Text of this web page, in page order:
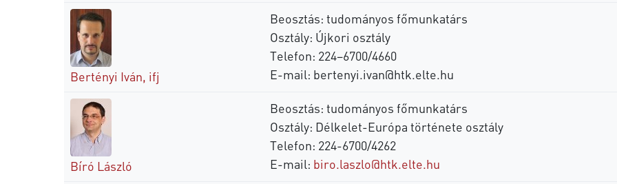
Bertényi Iván, ifj
Beosztás: tudományos főmunkatárs
Osztály: Újkori osztály
Telefon: 224–6700/4660
E-mail: bertenyi.ivan@htk.elte.hu
Bíró László
Beosztás: tudományos főmunkatárs
Osztály: Délkelet-Európa története osztály
Telefon: 224-6700/4262
E-mail: biro.laszlo@htk.elte.hu